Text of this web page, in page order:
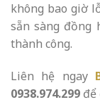
không bao giờ
sẵn sàng đồng
thành công.
Liên hệ ngay
0938.974.299